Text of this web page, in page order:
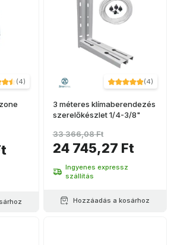
(4) (4)
3 méteres klímaberendezés
szerelőkészlet 1/4-3/8"
24 745,27 Ft
33 366,08 Ft
Ingyenes expressz
szállítás
Hozzáadás a kosárhoz